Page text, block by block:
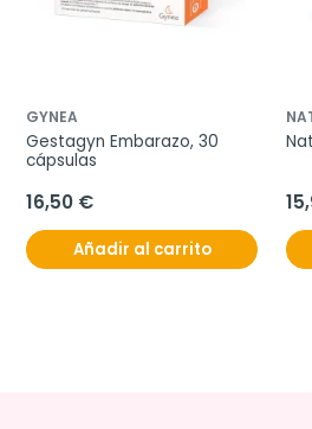
GYNEA
Gestagyn Embarazo, 30
cápsulas
16,50 €
Añadir al carrito